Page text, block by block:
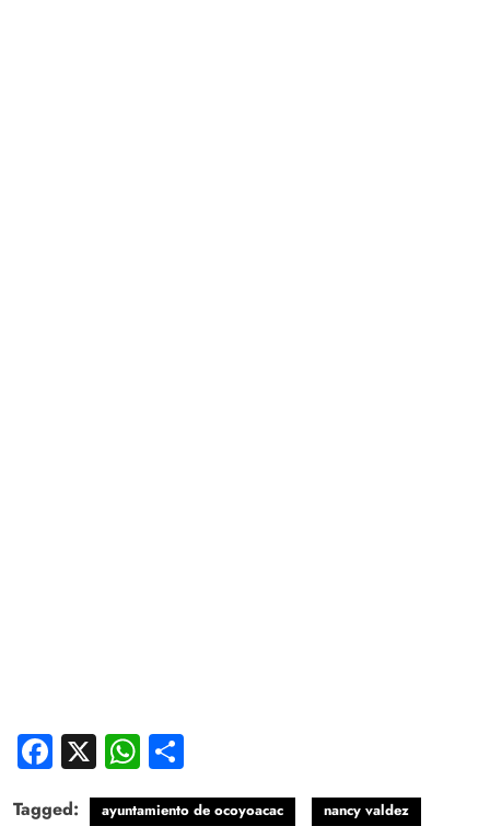
Facebook
X WhatsApp
Tagged: ayuntamiento de ocoyoacac
nancy valdez